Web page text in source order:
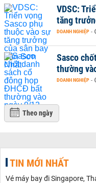
VDSC:
tăng
DOANH NGHIỆP -
Sasco
thường
DOANH NGHIỆP -
Theo ngày
TIN MỚI NHẤT
Vé máy bay đi Singapore,